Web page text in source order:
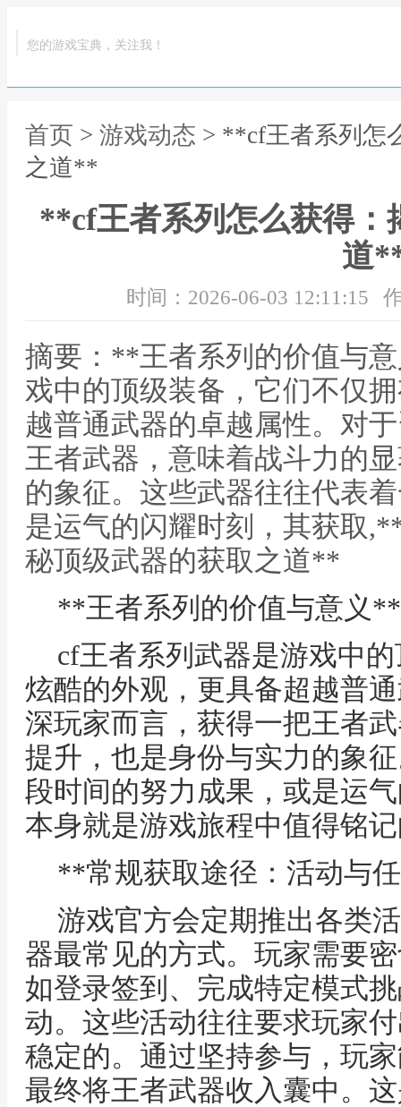
您的游戏宝典，关注我！
首页 > 游戏动态 > **cf王者系列怎
之道**
**cf王者系列怎么获得：
道
时间：2026-06-03 12:11:15
摘要：**王者系列的价值与
戏中的顶级装备，它们不仅
越普通武器的卓越属性。对
王者武器，意味着战斗力的
的象征。这些武器往往代表
是运气的闪耀时刻，其获取
秘顶级武器的获取之道**
**王者系列的价值与意义**
cf王者系列武器是游戏中
炫酷的外观，更具备超越普
深玩家而言，获得一把王者
提升，也是身份与实力的象
段时间的努力成果，或是运
本身就是游戏旅程中值得铭
**常规获取途径：活动与
游戏官方会定期推出各类
器最常见的方式。玩家需要
如登录签到、完成特定模式
动。这些活动往往要求玩家
稳定的。通过坚持参与，玩
最终将王者武器收入囊中。